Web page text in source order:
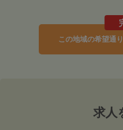
この地域の希望通
求人